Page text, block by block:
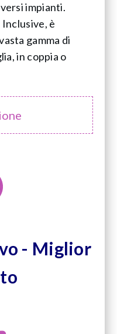
impianti.
è
gamma di
in coppia o
- Miglior